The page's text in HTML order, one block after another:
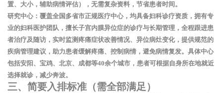
置、大小，辅助病情评估），无需复杂资料，节省患者时间。
研究中心：覆盖全国多省市正规医疗中心，均具备妇科诊疗资质，拥有专
业的妇科医护团队，擅长子宫内膜异位症的诊疗与长期管理，全程跟进患
者治疗及随访，实时监测疼痛症状改善情况、异位病灶变化，提供规范的
疾病管理建议，助力患者缓解疼痛、控制病情，避免病情复发。具体中心
包括安阳、宝鸡、北京、成都等40余个城市，患者可根据自身所在地就近
选择就诊，减少奔波。
三、简要入排标准（需全部满足）